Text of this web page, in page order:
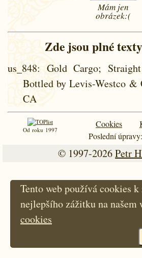
Mám jen
obrázek:(
Zde jsou plné
us_848: Gold Cargo;
Bottled by Levis-Westco &
CA
Od roku 1997
Cookies
Poslední
© 1997-2026Petr
Tento web používá cookies
nejlepšího zážitku na našem
cookies